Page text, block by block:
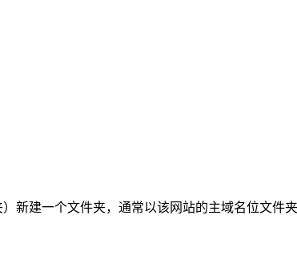
建一个文件夹，通常以该网站的主域名位文件